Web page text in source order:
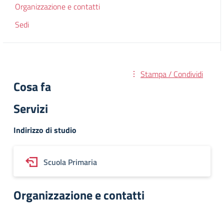
Organizzazione e contatti
Sedi
Stampa / Condividi
Cosa fa
Servizi
Indirizzo di studio
Scuola Primaria
Organizzazione e contatti